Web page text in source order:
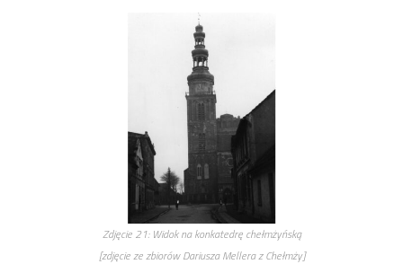
Zdjęcie 21: Widok na konkatedrę chełmżyńską
[zdjęcie ze zbiorów Dariusza Mellera z Chełmży]